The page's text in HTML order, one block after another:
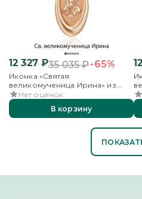
12 327₽35 035₽-65%
Иконка «Святая
великомученица Ирина» из
красного золота
Нет оценок
В корзину